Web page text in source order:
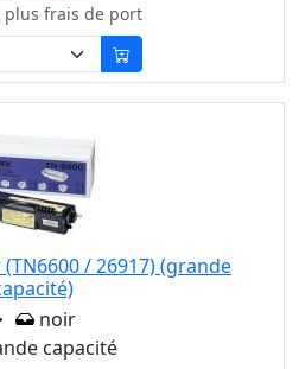
plus frais de port
/ 26917) (grande
Eigenschaft:
noir
capacité